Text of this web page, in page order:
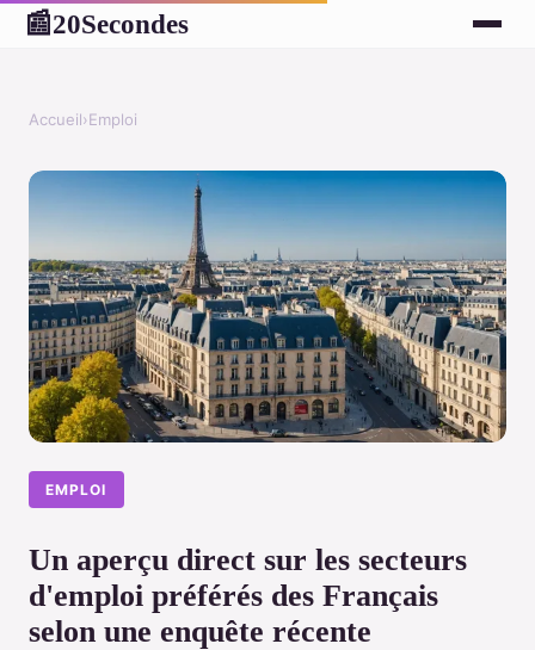
📰20Secondes
Accueil›Emploi
EMPLOI
Un aperçu direct sur les secteurs
d'emploi préférés des Français
selon une enquête récente